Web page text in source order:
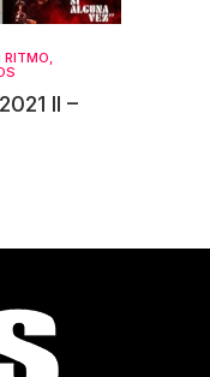
RITMO,
II –